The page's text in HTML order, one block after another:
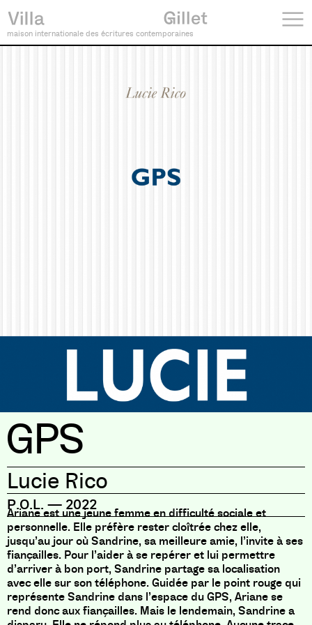
maison internationale des écritures contemporaines
GPS
Lucie Rico
P.O.L. — 2022
Ariane est une jeune femme en difficulté sociale et
personnelle. Elle préfère rester cloîtrée chez elle,
jusqu’au jour où Sandrine, sa meilleure amie, l’invite à ses
fiançailles. Pour l’aider à se repérer et lui permettre
d’arriver à bon port, Sandrine partage sa localisation
avec elle sur son téléphone. Guidée par le point rouge qui
représente Sandrine dans l’espace du GPS, Ariane se
rend donc aux fiançailles. Mais le lendemain, Sandrine a